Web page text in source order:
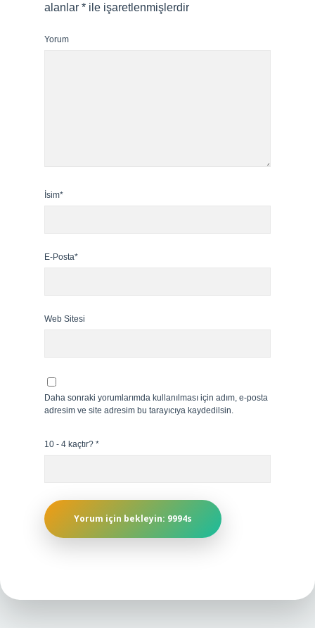
alanlar * ile işaretlenmişlerdir
Yorum
İsim*
E-Posta*
Web Sitesi
Daha sonraki yorumlarımda kullanılması için adım, e-posta
adresim ve site adresim bu tarayıcıya kaydedilsin.
10 - 4 kaçtır? *